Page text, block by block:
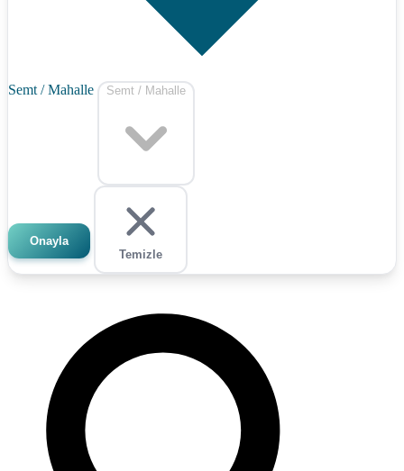
Semt / Mahalle Semt / Mahalle
Onayla
Temizle